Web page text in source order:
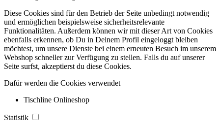
Diese Cookies sind für den Betrieb der Seite unbedingt notwendig
und ermöglichen beispielsweise sicherheitsrelevante
Funktionalitäten. Außerdem können wir mit dieser Art von Cookies
ebenfalls erkennen, ob Du in Deinem Profil eingeloggt bleiben
möchtest, um unsere Dienste bei einem erneuten Besuch im unserem
Webshop schneller zur Verfügung zu stellen. Falls du auf unserer
Seite surfst, akzeptierst du diese Cookies.
Dafür werden die Cookies verwendet
Tischline Onlineshop
Statistik